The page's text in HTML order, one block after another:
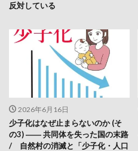
反対している
2026年6月16日
少子化はなぜ止まらないのか (そ
の3) ―― 共同体を失った国の末路
/ 自然村の消滅と「少子化・人口